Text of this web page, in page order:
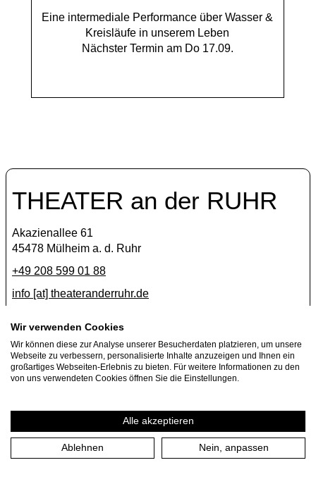
Eine intermediale Performance über Wasser &
Kreisläufe in unserem Leben
Nächster Termin am Do 17.09.
THEATER an der RUHR
Akazienallee 61
45478 Mülheim a. d. Ruhr
+49 208 599 01 88
info [​at​] theateranderruhr.de
Facebook
Instagram
Newsletter
Datenschutzerklärung Cookie-Einstellungen
Wir verwenden Cookies
Wir können diese zur Analyse unserer Besucherdaten platzieren, um unsere
Webseite zu verbessern, personalisierte Inhalte anzuzeigen und Ihnen ein
großartiges Webseiten-Erlebnis zu bieten. Für weitere Informationen zu den
von uns verwendeten Cookies öffnen Sie die Einstellungen.
Alle akzeptieren
Ablehnen Nein, anpassen